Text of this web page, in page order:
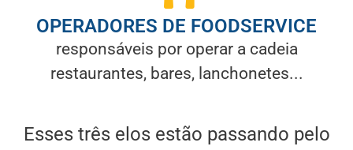
OPERADORES DE FOODSERVICE
responsáveis por operar a cadeia
restaurantes, bares, lanchonetes...
Esses três elos estão passando pelo